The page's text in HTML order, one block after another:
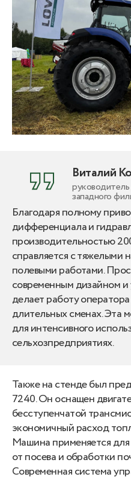
Благодаря полному
дифференциала и
производительностью
справляется с тяжелыми
полевыми работами.
современным дизайном
делает работу
длительных сменах. Эта
для интенсивного
сельхозпредприятиях.
Виталий
западного
Также на стенде был
7240. Он оснащен
бесступенчатой
экономичный расход
Машина применяется
от посева и обработки
Современная система